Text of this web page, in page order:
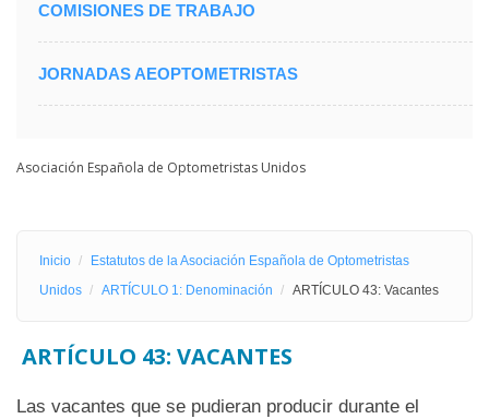
COMISIONES DE TRABAJO
JORNADAS AEOPTOMETRISTAS
Asociación Española de Optometristas Unidos
Inicio
Estatutos de la Asociación Española de Optometristas
Unidos
ARTÍCULO 1: Denominación ARTÍCULO 43: Vacantes
ARTÍCULO 43: VACANTES
Las vacantes que se pudieran producir durante el